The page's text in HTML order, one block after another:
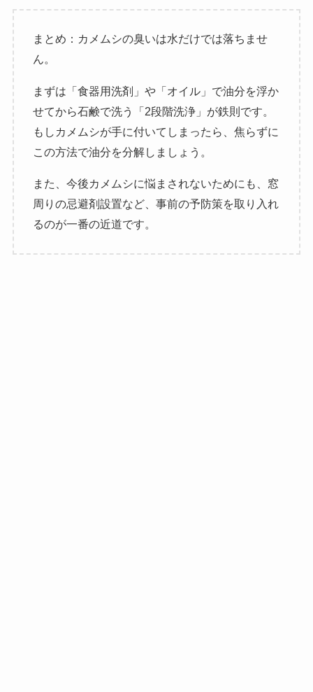
まとめ：カメムシの臭いは水だけでは落ちませ
ん。
まずは「食器用洗剤」や「オイル」で油分を浮か
せてから石鹸で洗う「2段階洗浄」が鉄則です。
もしカメムシが手に付いてしまったら、焦らずに
この方法で油分を分解しましょう。
また、今後カメムシに悩まされないためにも、窓
周りの忌避剤設置など、事前の予防策を取り入れ
るのが一番の近道です。